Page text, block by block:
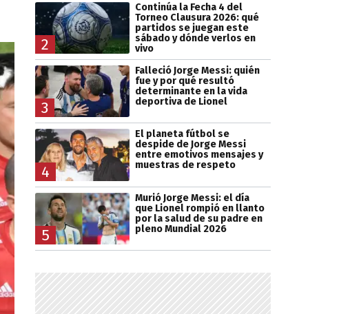
2
Continúa la Fecha 4 del
Torneo Clausura 2026: qué
partidos se juegan este
sábado y dónde verlos en
vivo
3
Falleció Jorge Messi: quién
fue y por qué resultó
determinante en la vida
deportiva de Lionel
4
El planeta fútbol se
despide de Jorge Messi
entre emotivos mensajes y
muestras de respeto
5
Murió Jorge Messi: el día
que Lionel rompió en llanto
por la salud de su padre en
pleno Mundial 2026